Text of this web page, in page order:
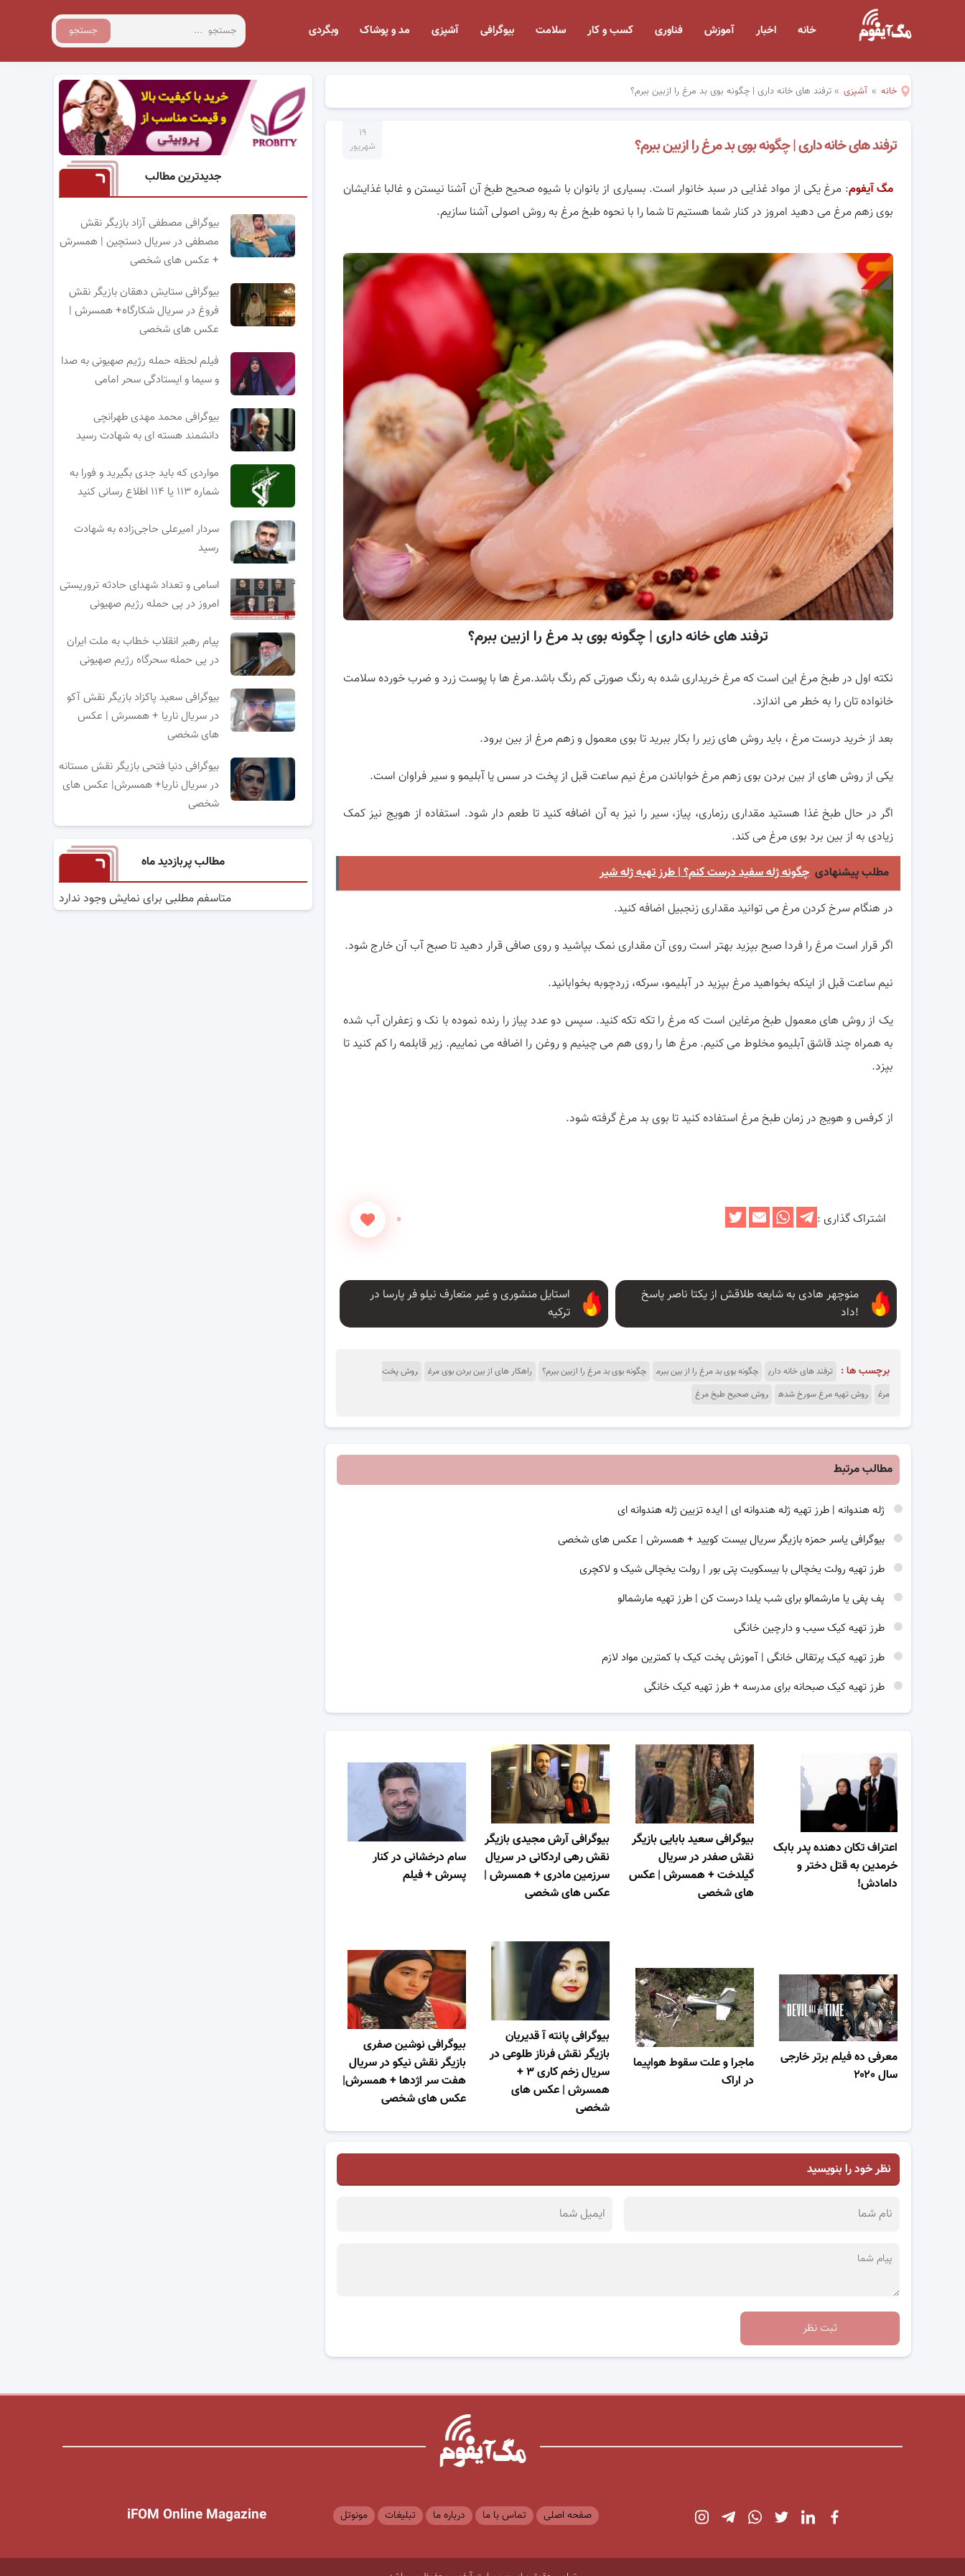
جستجو خانه اخبار آموزش فناوری کسب و کار سلامت بیوگرافی آشپزی مد و پوشاک وبگردی
خانه » آشپزی » ترفند های خانه داری | چگونه بوی بد مرغ را ازبین ببرم؟
۱۹
شهریور
ترفند های خانه داری | چگونه بوی بد مرغ را ازبین ببرم؟
مگ آیفوم: مرغ یکی از مواد غذایی در سبد خانوار است. بسیاری از بانوان با شیوه صحیح طبخ آن آشنا نیستن و غالبا غذایشان
بوی زهم مرغ می دهید امروز در کنار شما هستیم تا شما را با نحوه طبخ مرغ به روش اصولی آشنا سازیم.
ترفند های خانه داری | چگونه بوی بد مرغ را ازبین ببرم؟
نکته اول در طبخ مرغ این است که مرغ خریداری شده به رنگ صورتی کم رنگ باشد.مرغ ها با پوست زرد و ضرب خورده سلامت
خانواده تان را به خطر می اندازد.
بعد از خرید درست مرغ ، باید روش های زیر را بکار ببرید تا بوی معمول و زهم مرغ از بین برود.
یکی از روش های از بین بردن بوی زهم مرغ خواباندن مرغ نیم ساعت قبل از پخت در سس یا آبلیمو و سیر فراوان است.
اگر در حال طبخ غذا هستید مقداری رزماری، پیاز، سیر را نیز به آن اضافه کنید تا طعم دار شود. استفاده از هویج نیز کمک
زیادی به از بین برد بوی مرغ می کند.
مطلب پیشنهادی چگونه ژله سفید درست کنم؟ | طرز تهیه ژله شیر
در هنگام سرخ کردن مرغ می توانید مقداری زنجبیل اضافه کنید.
اگر قرار است مرغ را فردا صبح بپزید بهتر است روی آن مقداری نمک بپاشید و روی صافی قرار دهید تا صبح آب آن خارج شود.
نیم ساعت قبل از اینکه بخواهید مرغ بپزید در آبلیمو، سرکه، زردچوبه بخوابانید.
یک از روش های معمول طبخ مرغاین است که مرغ را تکه تکه کنید. سپس دو عدد پیاز را رنده نموده با نک و زعفران آب شده
به همراه چند قاشق آبلیمو مخلوط می کنیم. مرغ ها را روی هم می چینیم و روغن را اضافه می نماییم. زیر قابلمه را کم کنید تا
بپزد.
از کرفس و هویج در زمان طبخ مرغ استفاده کنید تا بوی بد مرغ گرفته شود.
۰ اشتراک گذاری :
استایل منشوری و غیر متعارف نیلو فر پارسا در
ترکیه
منوچهر هادی به شایعه طلاقش از یکتا ناصر پاسخ
داد!
برچسب ها : ترفند های خانه داری چگونه بوی بد مرغ را از بین ببرم چگونه بوی بد مرغ را ازبین ببرم؟ راهکار های از بین بردن بوی مرغ
روش پخت
مرغ
روش تهیه مرغ سورخ شده روش صحیح طبخ مرغ
مطالب مرتبط
ژله هندوانه | طرز تهیه ژله هندوانه ای | ایده تزیین ژله هندوانه ای
بیوگرافی یاسر حمزه بازیگر سریال بیست کویید + همسرش | عکس های شخصی
طرز تهیه رولت یخچالی با بیسکویت پتی بور | رولت یخچالی شیک و لاکچری
پف پفی یا مارشمالو برای شب یلدا درست کن | طرز تهیه مارشمالو
طرز تهیه کیک سیب و دارچین خانگی
طرز تهیه کیک پرتقالی خانگی | آموزش پخت کیک با کمترین مواد لازم
طرز تهیه کیک صبحانه برای مدرسه + طرز تهیه کیک خانگی
سام درخشانی در کنار
پسرش + فیلم
بیوگرافی آرش مجیدی بازیگر
نقش رهی اردکانی در سریال
سرزمین مادری + همسرش |
عکس های شخصی
بیوگرافی سعید بابایی بازیگر
نقش صفدر در سریال
گیلدخت + همسرش | عکس
های شخصی
اعتراف تکان دهنده پدر بابک
خرمدین به قتل دختر و
دامادش!
بیوگرافی نوشین صفری
بازیگر نقش نیکو در سریال
هفت سر اژدها + همسرش|
عکس های شخصی
بیوگرافی پانته‌ آ قدیریان
بازیگر نقش فرناز طلوعی در
سریال زخم کاری ۳ +
همسرش | عکس های
شخصی
ماجرا و علت سقوط هواپیما
در اراک
معرفی ده فیلم برتر خارجی
سال ۲۰۲۰
جدیدترین مطالب
بیوگرافی مصطفی آزاد بازیگر نقش
مصطفی در سریال دستچین | همسرش
+ عکس های شخصی
بیوگرافی ستایش دهقان بازیگر نقش
فروغ در سریال شکارگاه+ همسرش |
عکس های شخصی
فیلم لحظه حمله رژیم صهیونی به صدا
و سیما و ایستادگی سحر امامی
بیوگرافی محمد مهدی طهرانچی
دانشمند هسته ای به شهادت رسید
مواردی که باید جدی بگیرید و فورا به
شماره ۱۱۳ یا ۱۱۴ اطلاع رسانی کنید
سردار امیرعلی حاجی‌زاده به شهادت
رسید
اسامی و تعداد شهدای حادثه تروریستی
امروز در پی حمله رژیم صهیونی
پیام رهبر انقلاب خطاب به ملت ایران
در پی حمله سحرگاه رژیم صهیونی
بیوگرافی سعید پاکزاد بازیگر نقش آکو
در سریال ناریا + همسرش | عکس
های شخصی
بیوگرافی دنیا فتحی بازیگر نقش مستانه
در سریال ناریا+ همسرش| عکس های
شخصی
مطالب پربازدید ماه
متاسفم مطلبی برای نمایش وجود ندارد
نظر خود را بنویسید
ثبت نظر
iFOM Online Magazine صفحه اصلی تماس با ما درباره ما تبلیغات مونوتل